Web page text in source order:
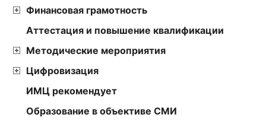
Финансовая грамотность
Аттестация и повышение квалификации
Методические мероприятия
Цифровизация
ИМЦ рекомендует
Образование в объективе СМИ